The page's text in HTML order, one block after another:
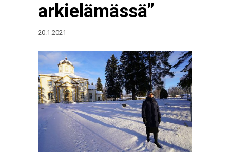
arkielämässä”
20.1.2021